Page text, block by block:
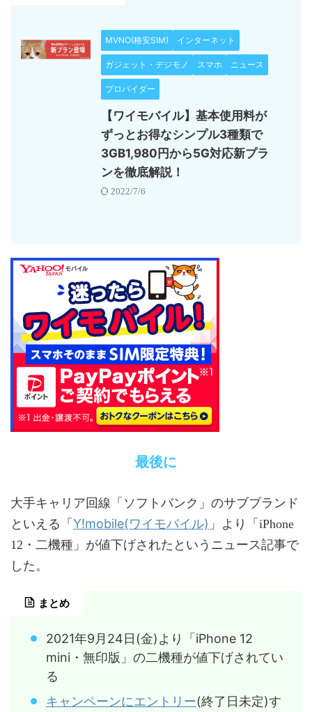
MVNO(格安SIM) インターネット
ガジェット・デジモノ スマホ ニュース
プロバイダー
【ワイモバイル】基本使用料が
ずっとお得なシンプル3種類で
3GB1,980円から5G対応新プラ
ンを徹底解説！
2022/7/6
最後に
大手キャリア回線「ソフトバンク」のサブブランド
といえる「 Y!mobile(ワイモバイル) 」より「iPhone
12・二機種」が値下げされたというニュース記事で
した。
まとめ
2021年9月24日(金)より「iPhone 12
mini・無印版」の二機種が値下げされてい
る
キャンペーンにエントリー(終了日未定)す